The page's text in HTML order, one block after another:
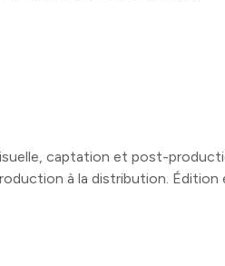
captation et post-
à la distribution.